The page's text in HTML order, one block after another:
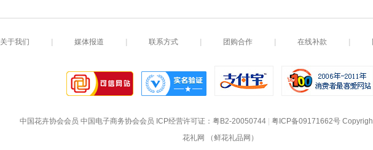
关于我们 媒体报道 联系方式 团购合作 在线补款
中国花卉协会会员 中国电子商务协会会员 ICP经营许可证： 粤B2-20050744 粤ICP备09171662号
花礼网 （鲜花礼品网）